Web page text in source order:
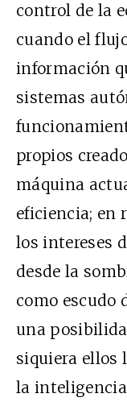
control de la
cuando el
información
sistemas
propios
máquina
eficiencia; en
los intereses
desde la
como escudo
una
siquiera ellos
la